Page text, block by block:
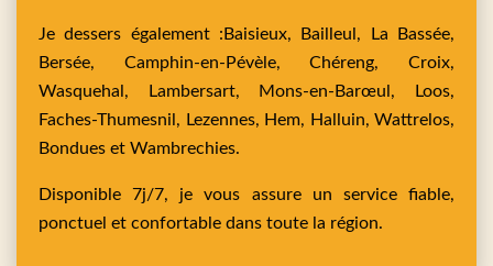
Je dessers également : Baisieux, Bailleul,
La Bassée,
Bersée, Camphin-en-Pévèle,Chéreng,Croix,
Wasquehal,
Lambersart, Mons-en-Barœul,
Loos,
Faches-Thumesnil, Lezennes, Hem, Halluin, Wattrelos,
Bondues et Wambrechies.
Disponible 7j/7, je vous assure un service fiable,
ponctuel et confortable dans toute la région.